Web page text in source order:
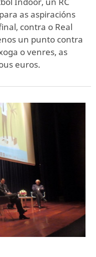
as aspiracións
contra o Real
un punto contra
o venres, as
euros.